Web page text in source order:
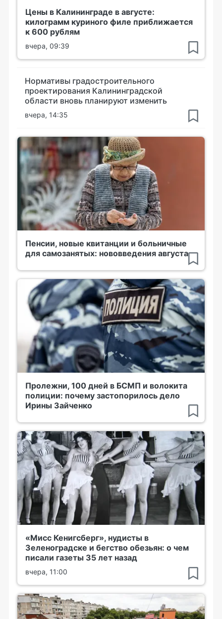
Цены в Калининграде в августе:
килограмм куриного филе приближается
к 600 рублям
вчера, 09:39
Нормативы градостроительного
проектирования Калининградской
области вновь планируют изменить
вчера, 14:35
Пенсии, новые квитанции и больничные
для самозанятых: нововведения августа
Пролежни, 100 дней в БСМП и волокита
полиции: почему застопорилось дело
Ирины Зайченко
«Мисс Кенигсберг», нудисты в
Зеленоградске и бегство обезьян: о чем
писали газеты 35 лет назад
вчера, 11:00